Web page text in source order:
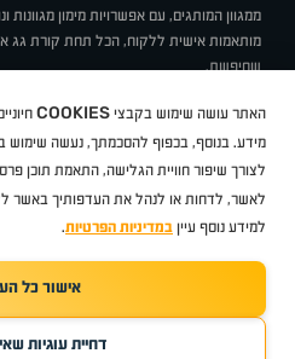
ממגוון המותגים, עם אפשרויות מימון מגוונות
מותאמות אישית ללקוח, הכל תחת קורת גג
שחיפשת.
תקנוןBUY BACKמבצעיםמגזין טרייד
ניהול העדפות
סיטרואןאופלפיג'ו MGמזדהבי ווי דיצ'ריטסלה
לקסוסאאודיסקודהיונדאירנושברולט
כל הזכויות שמורות
האתר עושה שימוש בקבצי COOKIES
מידע. בנוסף, בכפוף להסכמתך, נעשה שימוש
לצורך שיפור חוויית הגלישה, התאמת תוכן
לאשר, לדחות או לנהל את העדפותיך באשר
למידע נוסף עיין במדיניות הפרטיות.
אישור כל
דחיית עוגיות